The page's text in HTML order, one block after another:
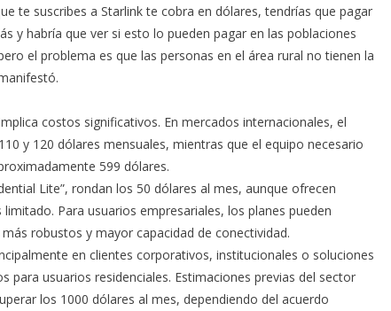
te suscribes a Starlink te cobra en dólares, tendrías que pagar
y habría que ver si esto lo pueden pagar en las poblaciones
el problema es que las personas en el área rural no tienen la
costos significativos. En mercados internacionales, el
y 120 dólares mensuales, mientras que el equipo necesario
599 dólares.
Lite”, rondan los 50 dólares al mes, aunque ofrecen
Para usuarios empresariales, los planes pueden
robustos y mayor capacidad de conectividad.
en clientes corporativos, institucionales o soluciones
para usuarios residenciales. Estimaciones previas del sector
los 1000 dólares al mes, dependiendo del acuerdo